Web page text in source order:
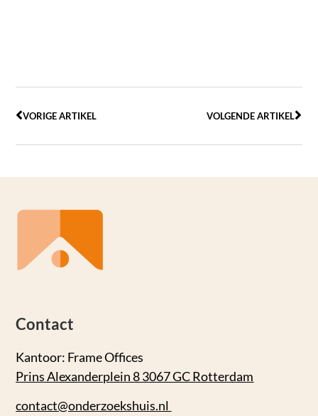
VORIGE ARTIKEL VOLGENDE ARTIKEL
Contact
Kantoor: Frame Offices
Prins Alexanderplein 8 3067 GC Rotterdam
contact@onderzoekshuis.nl